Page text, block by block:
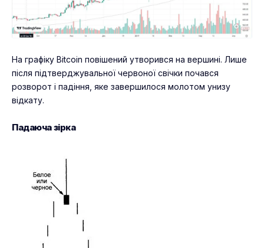
На графіку Bitcoin повішений утворився на вершині. Лише
після підтверджувальної червоної свічки почався
розворот і падіння, яке завершилося молотом унизу
відкату.
Падаюча зірка